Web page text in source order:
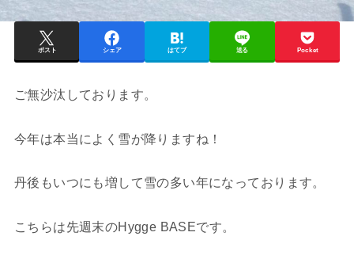
ポスト シェア はてブ 送る Pocket
ご無沙汰しております。
今年は本当によく雪が降りますね！
丹後もいつにも増して雪の多い年になっております。
こちらは先週末のHygge BASEです。